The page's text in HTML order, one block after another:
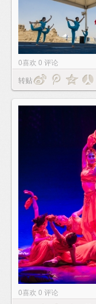
0喜欢 0 评论
转贴
0喜欢 0 评论